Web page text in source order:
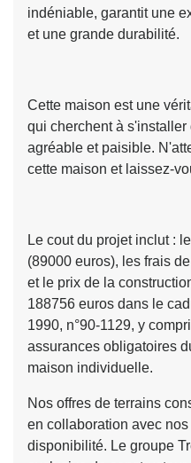
indéniable, garantit une
et une grande durabilité.
Cette maison est une
qui cherchent à
agréable et paisible.
cette maison et laissez-
Le cout du projet inclut :
(89000 euros), les frais
et le prix de la
188756 euros dans le
1990, n°90-1129, y
assurances obligatoires
maison individuelle.
Nos offres de terrains
en collaboration avec
disponibilité. Le groupe